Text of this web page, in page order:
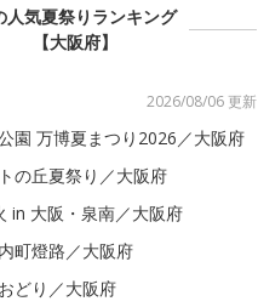
人気夏祭りランキング
【大阪府】
2026/08/06 更新
園 万博夏まつり2026／大阪府
の丘夏祭り／大阪府
in 大阪・泉南／大阪府
町燈路／大阪府
どり／大阪府